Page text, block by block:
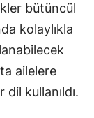
bütüncül
kolaylıkla
ailelere
kullanıldı.